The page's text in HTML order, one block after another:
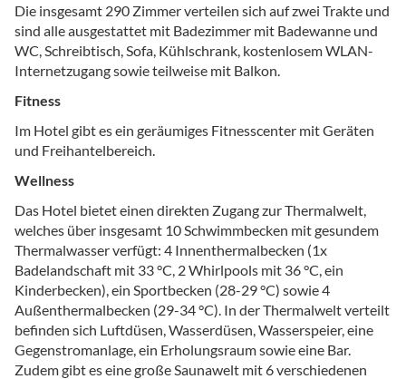
Die insgesamt 290 Zimmer verteilen sich auf zwei Trakte und
sind alle ausgestattet mit Badezimmer mit Badewanne und
WC, Schreibtisch, Sofa, Kühlschrank, kostenlosem WLAN-
Internetzugang sowie teilweise mit Balkon.
Fitness
Im Hotel gibt es ein geräumiges Fitnesscenter mit Geräten
und Freihantelbereich.
Wellness
Das Hotel bietet einen direkten Zugang zur Thermalwelt,
welches über insgesamt 10 Schwimmbecken mit gesundem
Thermalwasser verfügt: 4 Innenthermalbecken (1x
Badelandschaft mit 33 °C, 2 Whirlpools mit 36 °C, ein
Kinderbecken), ein Sportbecken (28-29 °C) sowie 4
Außenthermalbecken (29-34 °C). In der Thermalwelt verteilt
befinden sich Luftdüsen, Wasserdüsen, Wasserspeier, eine
Gegenstromanlage, ein Erholungsraum sowie eine Bar.
Zudem gibt es eine große Saunawelt mit 6 verschiedenen